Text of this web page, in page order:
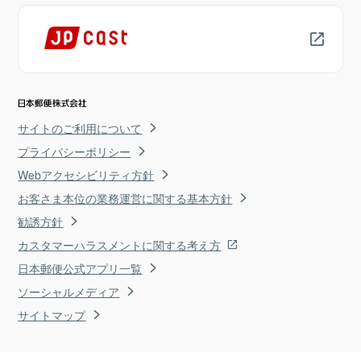
サイトのご利用について
プライバシーポリシー
Webアクセシビリティ方針
お客さま本位の業務運営に関する基本方針
勧誘方針
カスタマーハラスメントに関する考え方
日本郵便公式アプリ一覧
ソーシャルメディア
サイトマップ